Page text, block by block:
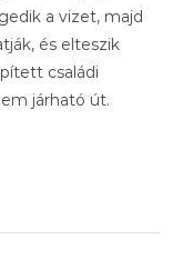
a vizet, majd
és elteszik
családi
járható út.